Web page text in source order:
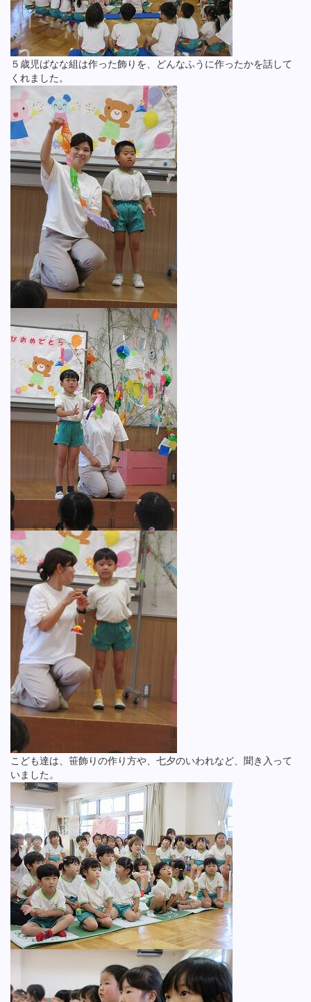
５歳児ばなな組は作った飾りを、どんなふうに作ったかを話して
くれました。
こども達は、笹飾りの作り方や、七夕のいわれなど、聞き入って
いました。